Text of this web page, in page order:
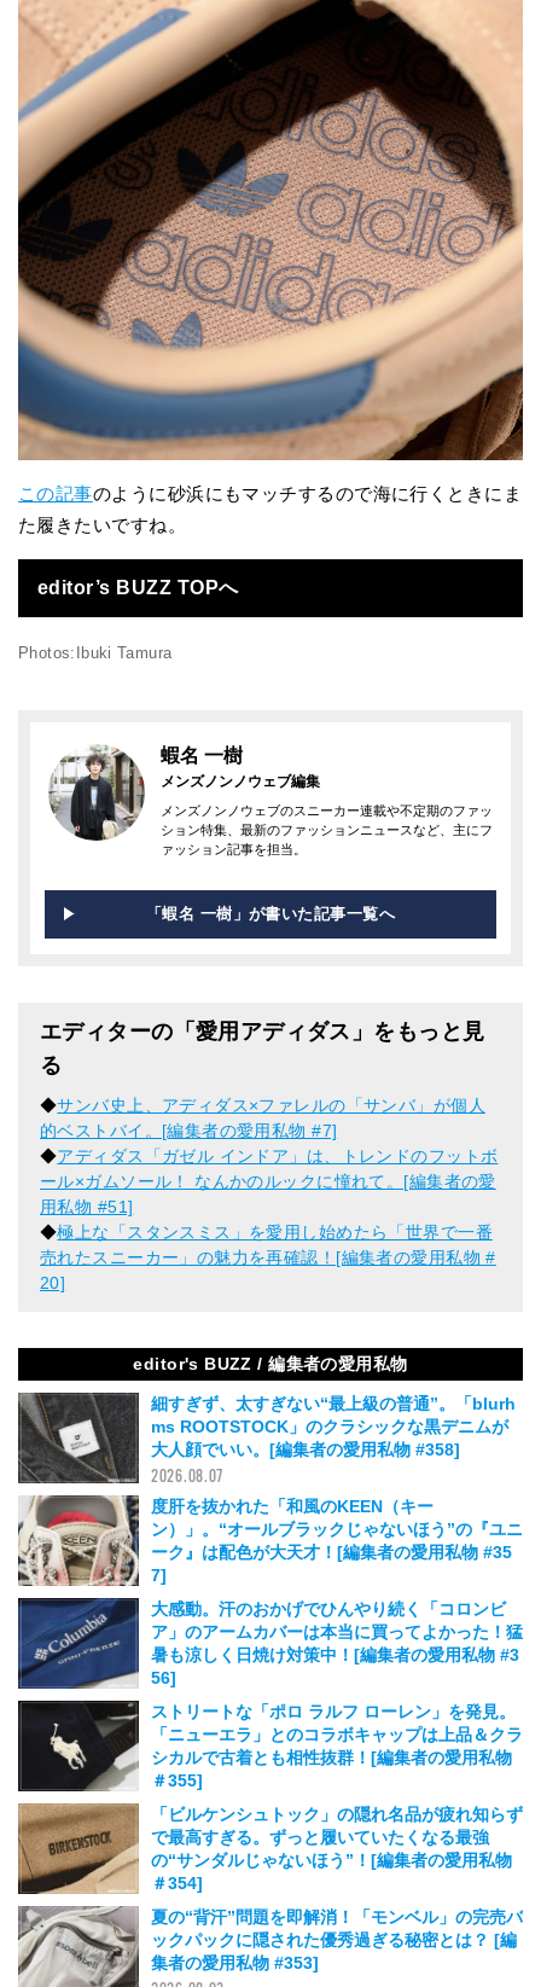
この記事のように砂浜にもマッチするので海に行くときにま
た履きたいですね。
editor’s BUZZ TOPへ
Photos:Ibuki Tamura
蝦名 一樹
メンズノンノウェブ編集
メンズノンノウェブのスニーカー連載や不定期のファッ
ション特集、最新のファッションニュースなど、主にフ
ァッション記事を担当。
「蝦名 一樹」が書いた記事一覧へ
エディターの「愛用アディダス」をもっと見
る
◆サンバ史上、アディダス×ファレルの「サンバ」が個人
的ベストバイ。[編集者の愛用私物 #7]
◆アディダス「ガゼル インドア」は、トレンドのフットボ
ール×ガムソール！ なんかのルックに憧れて。[編集者の愛
用私物 #51]
◆極上な「スタンスミス」を愛用し始めたら「世界で一番
売れたスニーカー」の魅力を再確認！[編集者の愛用私物 #
20]
editor's BUZZ / 編集者の愛用私物
細すぎず、太すぎない“最上級の普通”。「blurh
ms ROOTSTOCK」のクラシックな黒デニムが
大人顔でいい。[編集者の愛用私物 #358]
2026.08.07
度肝を抜かれた「和風のKEEN（キー
ン）」。“オールブラックじゃないほう”の『ユニ
ーク』は配色が大天才！[編集者の愛用私物 #35
7]
2026.08.06
大感動。汗のおかげでひんやり続く「コロンビ
ア」のアームカバーは本当に買ってよかった！猛
暑も涼しく日焼け対策中！[編集者の愛用私物 #3
56]
2026.08.05
ストリートな「ポロ ラルフ ローレン」を発見。
「ニューエラ」とのコラボキャップは上品＆クラ
シカルで古着とも相性抜群！[編集者の愛用私物
＃355]
2026.08.05
「ビルケンシュトック」の隠れ名品が疲れ知らず
で最高すぎる。ずっと履いていたくなる最強
の“サンダルじゃないほう”！[編集者の愛用私物
＃354]
2026.08.04
夏の“背汗”問題を即解消！「モンベル」の完売バ
ックパックに隠された優秀過ぎる秘密とは？ [編
集者の愛用私物 #353]